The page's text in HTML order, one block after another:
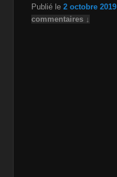
Publié le2 octobre 2019
commentaires ↓